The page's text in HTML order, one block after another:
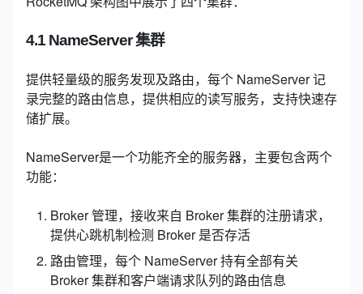
4.1 NameServer 集群
提供轻量级的服务发现及路由，每个 NameServer 记
录完整的路由信息，提供相应的读写服务，支持快速存
储扩展。
NameServer是一个功能齐全的服务器，主要包含两个
功能：
Broker 管理，接收来自 Broker 集群的注册请求，
提供心跳机制检测 Broker 是否存活
路由管理，每个 NameServer 持有全部有关
Broker 集群和客户端请求队列的路由信息